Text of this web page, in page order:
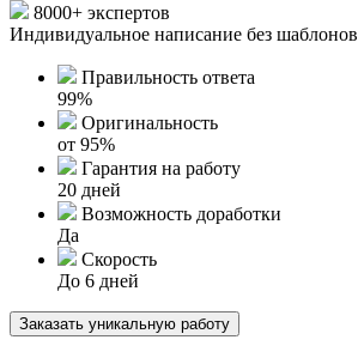
8000+ экспертов
Индивидуальное написание без шаблонов
Правильность ответа
99%
Оригинальность
от 95%
Гарантия на работу
20 дней
Возможность доработки
Да
Скорость
До 6 дней
Заказать уникальную работу